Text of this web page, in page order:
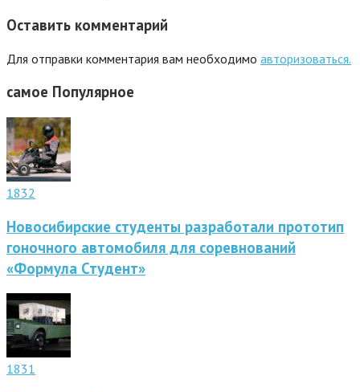
Оставить комментарий
Для отправки комментария вам необходимо авторизоваться.
самое Популярное
1832
Новосибирские студенты разработали прототип
гоночного автомобиля для соревнований
«Формула Студент»
1831